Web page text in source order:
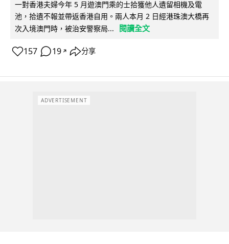
一對香港夫婦今年 5 月遊澳門乘的士拾獲他人遺留相機及電
池，拾遺不報並帶返香港自用。兩人本月 2 日經港珠澳大橋再
次入境澳門時，被治安警察局...
閱讀全文
157 19 ↗ 分享
ADVERTISEMENT